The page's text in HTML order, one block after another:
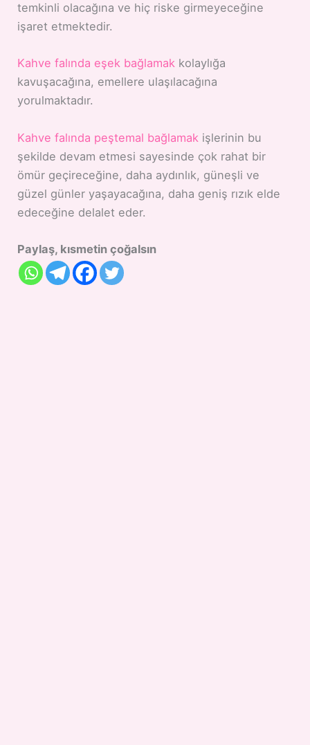
temkinli olacağına ve hiç riske girmeyeceğine
işaret etmektedir.
Kahve falında eşek bağlamak kolaylığa
kavuşacağına, emellere ulaşılacağına
yorulmaktadır.
Kahve falında peştemal bağlamak işlerinin bu
şekilde devam etmesi sayesinde çok rahat bir
ömür geçireceğine, daha aydınlık, güneşli ve
güzel günler yaşayacağına, daha geniş rızık elde
edeceğine delalet eder.
Paylaş, kısmetin çoğalsın